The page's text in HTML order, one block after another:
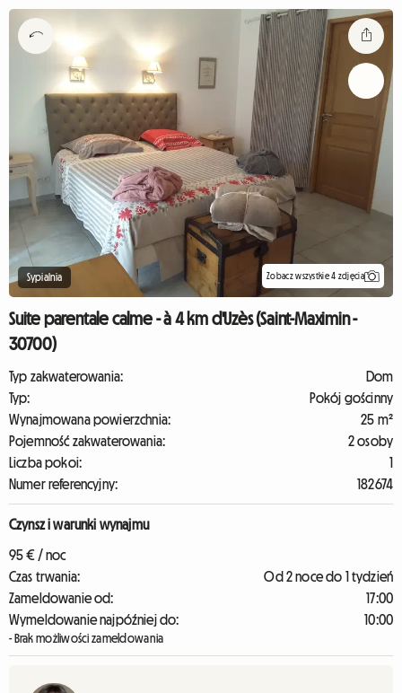
Sypialnia Zobacz wszystkie 4 zdjęcia
Suite parentale calme - à 4 km d'Uzès (Saint-Maximin -
30700)
Typ zakwaterowania:
Dom
Typ:
Pokój gościnny
Wynajmowana powierzchnia:
25 m²
Pojemność zakwaterowania:
2 osoby
Liczba pokoi:
1
Numer referencyjny:
182674
Czynsz i warunki wynajmu
95 € / noc
Czas trwania:
Od 2 noce do 1 tydzień
Zameldowanie od:
17:00
Wymeldowanie najpóźniej do:
10:00
- Brak możliwości zameldowania